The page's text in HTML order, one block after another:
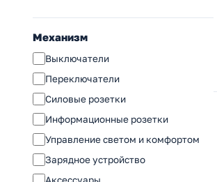
Accent (Intro)
Серия 12 (ЭРА)
Solo (ЭРА)
Plano (ЭРА)
Arktik (ЭРА)
Elegance (ЭРА)
Flite (IEK)
Механизм
Выключатели
Переключатели
Силовые розетки
Информационные розетки
Управление светом и комфортом
Зарядное устройство
Аксессуары